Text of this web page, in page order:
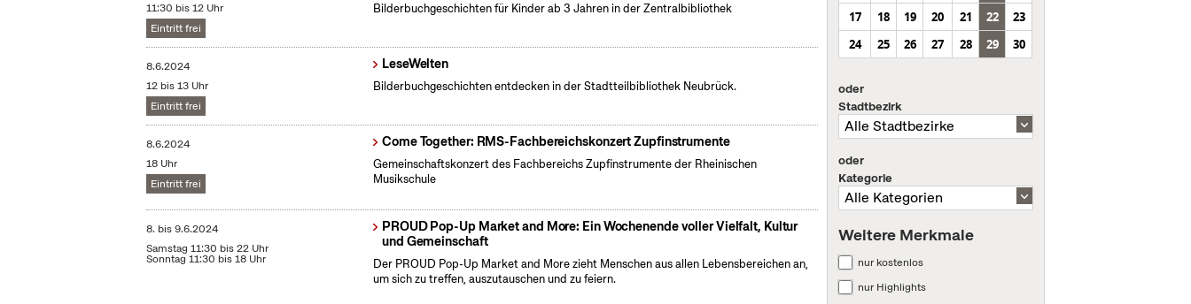
11:30 bis 12 Uhr
Eintritt frei
Bilderbuchgeschichten für Kinder ab 3 Jahren in der Zentralbibliothek
8.6.2024
12 bis 13 Uhr
Eintritt frei
LeseWelten
Bilderbuchgeschichten entdecken in der Stadtteilbibliothek Neubrück.
8.6.2024
18 Uhr
Eintritt frei
Come Together: RMS-Fachbereichskonzert Zupfinstrumente
Gemeinschaftskonzert des Fachbereichs Zupfinstrumente der Rheinischen
Musikschule
8. bis9.6.2024
Samstag 11:30 bis 22 Uhr
Sonntag 11:30 bis 18 Uhr
PROUD Pop-Up Market and More: Ein Wochenende voller Vielfalt, Kultur
und Gemeinschaft
Der PROUD Pop-Up Market and More zieht Menschen aus allen Lebensbereichen an,
um sich zu treffen, auszutauschen und zu feiern.
17
18 19 20 21 22
23
24
25 26 27 28 29 30
oder
Stadtbezirk
oder
Kategorie
Weitere Merkmale
nur kostenlos
nur Highlights